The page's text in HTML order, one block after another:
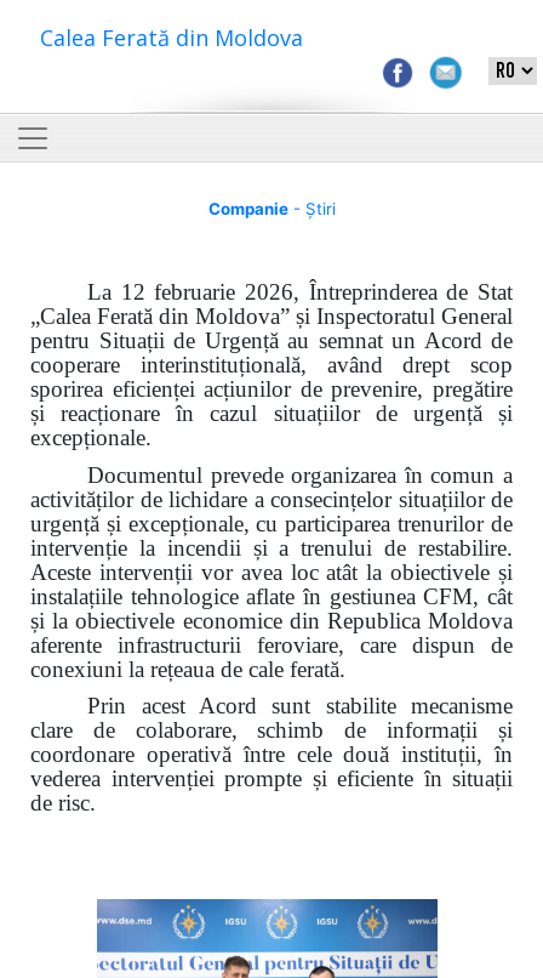
Calea Ferată din Moldova
Companie- Știri
La 12 februarie 2026, Întreprinderea de Stat
„Calea Ferată din Moldova” și Inspectoratul General
pentru Situații de Urgență au semnat un Acord de
cooperare interinstituțională, având drept scop
sporirea eficienței acțiunilor de prevenire, pregătire
și reacționare în cazul situațiilor de urgență și
excepționale.
Documentul prevede organizarea în comun a
activităților de lichidare a consecințelor situațiilor de
urgență și excepționale, cu participarea trenurilor de
intervenție la incendii și a trenului de restabilire.
Aceste intervenții vor avea loc atât la obiectivele și
instalațiile tehnologice aflate în gestiunea CFM, cât
și la obiectivele economice din Republica Moldova
aferente infrastructurii feroviare, care dispun de
conexiuni la rețeaua de cale ferată.
Prin acest Acord sunt stabilite mecanisme
clare de colaborare, schimb de informații și
coordonare operativă între cele două instituții, în
vederea intervenției prompte și eficiente în situații
de risc.